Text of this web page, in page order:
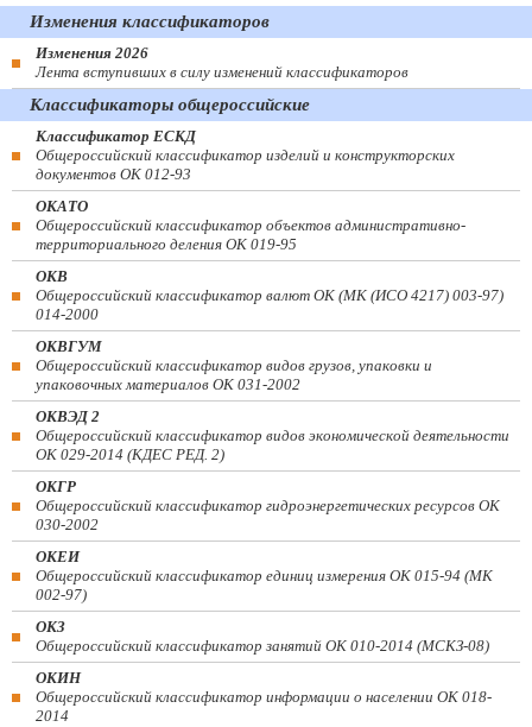
Изменения классификаторов
Изменения 2026
Лента вступивших в силу изменений классификаторов
Классификаторы общероссийские
Классификатор ЕСКД
Общероссийский классификатор изделий и конструкторских
документов ОК 012-93
ОКАТО
Общероссийский классификатор объектов административно-
территориального деления ОК 019-95
ОКВ
Общероссийский классификатор валют ОК (МК (ИСО 4217) 003-97)
014-2000
ОКВГУМ
Общероссийский классификатор видов грузов, упаковки и
упаковочных материалов ОК 031-2002
ОКВЭД 2
Общероссийский классификатор видов экономической деятельности
ОК 029-2014 (КДЕС РЕД. 2)
ОКГР
Общероссийский классификатор гидроэнергетических ресурсов ОК
030-2002
ОКЕИ
Общероссийский классификатор единиц измерения ОК 015-94 (МК
002-97)
ОКЗ
Общероссийский классификатор занятий ОК 010-2014 (МСКЗ-08)
ОКИН
Общероссийский классификатор информации о населении ОК 018-
2014